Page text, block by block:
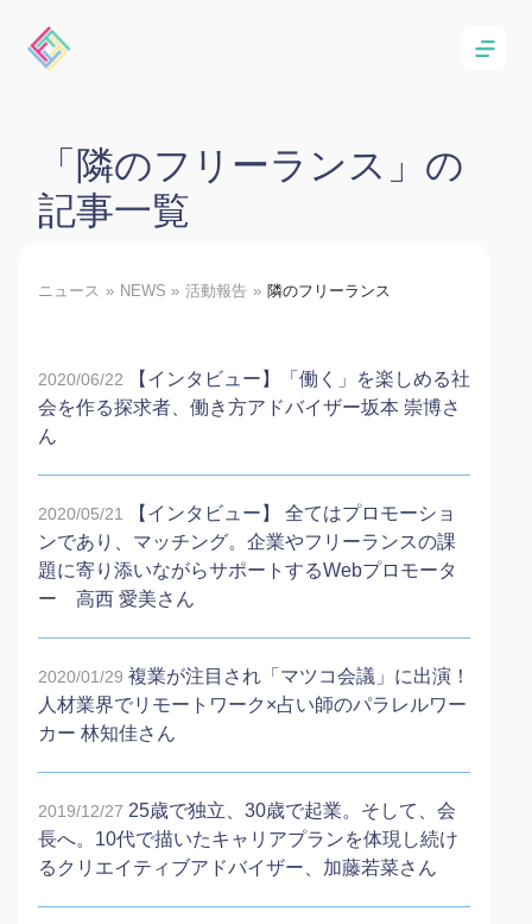
「隣のフリーランス」の
記事一覧
ニュース NEWS 活動報告 隣のフリーランス
2020/06/22
【インタビュー】「働く」を楽しめる社
会を作る探求者、働き方アドバイザー坂本 崇博さ
ん
2020/05/21
【インタビュー】 全てはプロモーショ
ンであり、マッチング。企業やフリーランスの課
題に寄り添いながらサポートするWebプロモータ
ー 高西 愛美さん
2020/01/29 複業が注目され「マツコ会議」に出演！
人材業界でリモートワーク×占い師のパラレルワー
カー 林知佳さん
2019/12/27 25歳で独立、30歳で起業。そして、会
長へ。10代で描いたキャリアプランを体現し続け
るクリエイティブアドバイザー、加藤若菜さん